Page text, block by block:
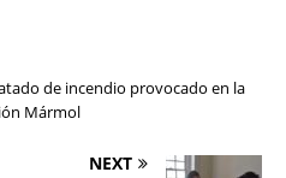
de incendio provocado en la
Mármol
NEXT